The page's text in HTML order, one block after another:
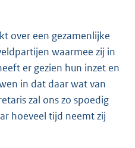
over een gezamenlijke
waarmee zij in
er gezien hun inzet en
in dat daar wat van
zal ons zo spoedig
hoeveel tijd neemt zij